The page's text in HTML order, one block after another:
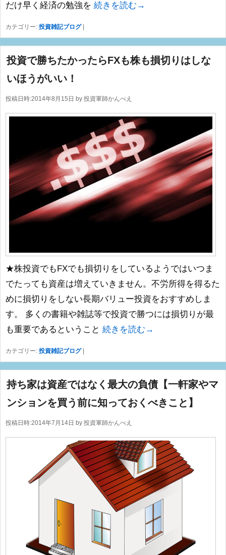
だけ早く経済の勉強を 続きを読む→
カテゴリー: 投資雑記ブログ
投資で勝ちたかったらFXも株も損切りはしな
いほうがいい！
投稿日時:2014年8月15日 by 投資軍師かんべえ
★株投資でもFXでも損切りをしているようではいつま
でたっても資産は増えていきません。不労所得を得るた
めに損切りをしない長期バリュー投資をおすすめしま
す。 多くの書籍や雑誌等で投資で勝つには損切りが最
も重要であるということ 続きを読む→
カテゴリー: 投資雑記ブログ
持ち家は資産ではなく最大の負債【一軒家やマ
ンションを買う前に知っておくべきこと】
投稿日時:2014年7月14日 by 投資軍師かんべえ